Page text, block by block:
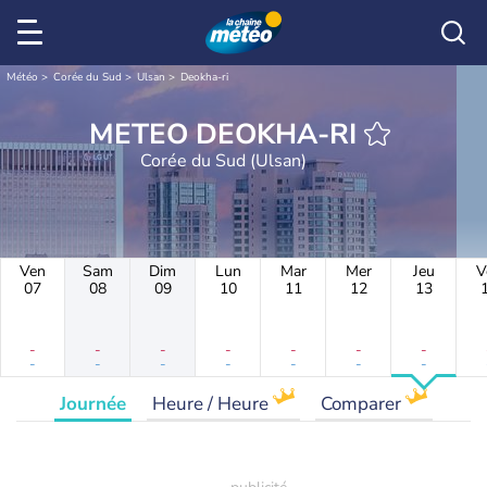
Météo Corée du Sud Ulsan Deokha-ri
METEO DEOKHA-RI
Corée du Sud (Ulsan)
Ven
07
-
-
Sam
08
-
-
Dim
09
-
-
Lun
10
-
-
Mar
11
-
-
Mer
12
-
-
Jeu
13
-
-
Journée Heure / Heure Comparer